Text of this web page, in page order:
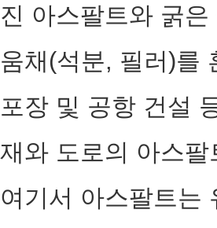
진 아스팔트와 굵
움채(석분, 필러)를
포장 및 공항 건설
재와 도로의 아스
여기서 아스팔트는